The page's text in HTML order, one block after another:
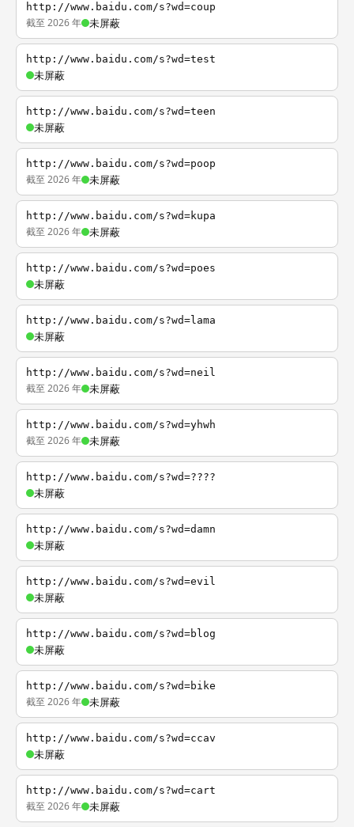
http://www.baidu.com/s?wd=coup
截至 2026 年 未屏蔽
http://www.baidu.com/s?wd=test
未屏蔽
http://www.baidu.com/s?wd=teen
未屏蔽
http://www.baidu.com/s?wd=poop
截至 2026 年 未屏蔽
http://www.baidu.com/s?wd=kupa
截至 2026 年 未屏蔽
http://www.baidu.com/s?wd=poes
未屏蔽
http://www.baidu.com/s?wd=lama
未屏蔽
http://www.baidu.com/s?wd=neil
截至 2026 年 未屏蔽
http://www.baidu.com/s?wd=yhwh
截至 2026 年 未屏蔽
http://www.baidu.com/s?wd=????
未屏蔽
http://www.baidu.com/s?wd=damn
未屏蔽
http://www.baidu.com/s?wd=evil
未屏蔽
http://www.baidu.com/s?wd=blog
未屏蔽
http://www.baidu.com/s?wd=bike
截至 2026 年 未屏蔽
http://www.baidu.com/s?wd=ccav
未屏蔽
http://www.baidu.com/s?wd=cart
截至 2026 年 未屏蔽